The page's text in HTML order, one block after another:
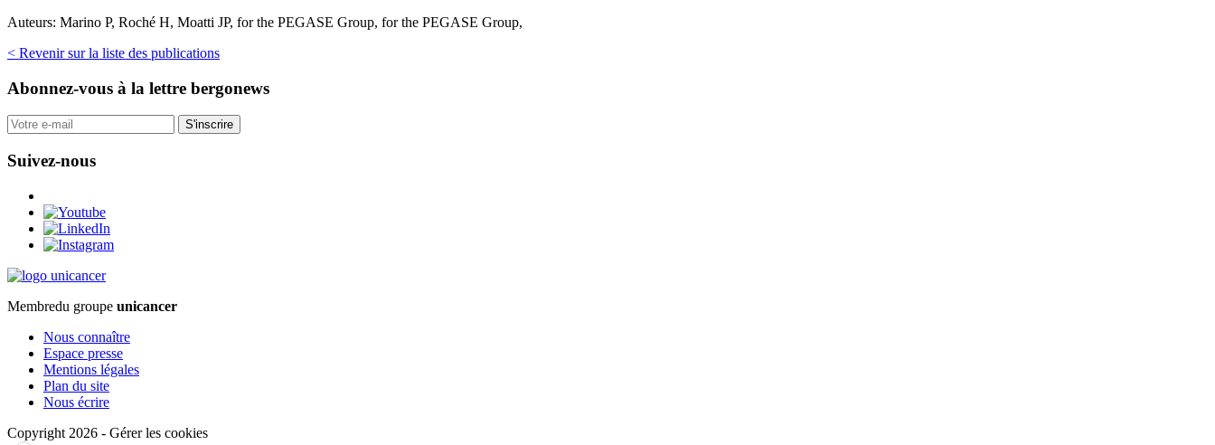
Auteurs: Marino P, Roché H, Moatti JP, for the PEGASE Group, for the PEGASE Group,
< Revenir sur la liste des publications
Abonnez-vous à la lettre bergonews
S'inscrire
Suivez-nous
Membredu groupe unicancer
Nous connaître
Espace presse
Mentions légales
Plan du site
Nous écrire
Copyright 2026 - Gérer les cookies